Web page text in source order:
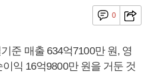
0
준 매출 634억7100만 원, 영
익 16억9800만 원을 거둔 것